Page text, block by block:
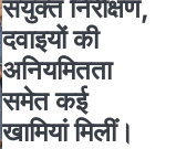
संयुक्त निरीक्षण,
दवाइयों की
अनियमितता
समेत कई
खामियां मिलीं।